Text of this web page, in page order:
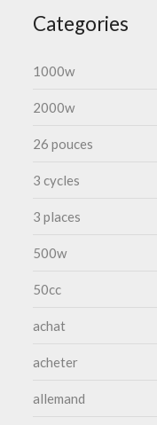
Categories
1000w
2000w
26 pouces
3 cycles
3 places
500w
50cc
achat
acheter
allemand